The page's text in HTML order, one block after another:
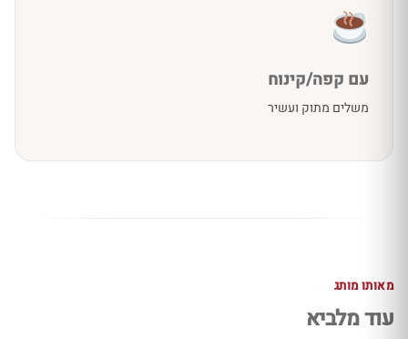
עם קפה/קינוח
משלים מתוק ועשיר
מאותו מותג
עוד מלביא